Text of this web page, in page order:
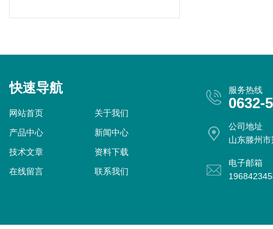
快速导航
网站首页
关于我们
产品中心
新闻中心
技术文章
资料下载
在线留言
联系我们
服务热线
0632-
公司地址
山东滕州
电子邮箱